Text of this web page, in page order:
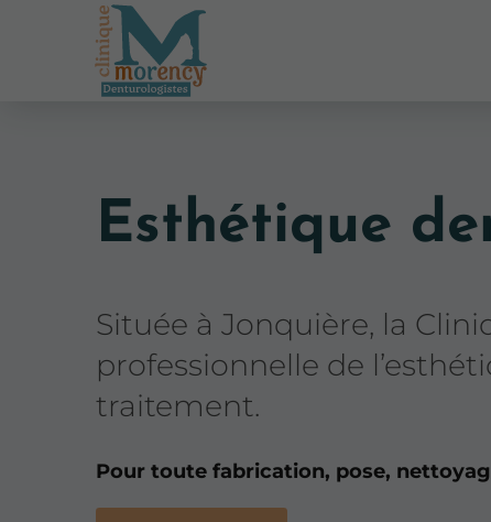
Esthétique
Située à Jonquière, la
professionnelle de
traitement.
Pour toute fabrication, pose,